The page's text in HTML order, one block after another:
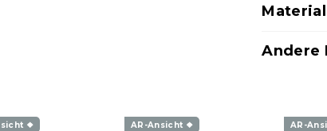
Andere
❖ AR-Ansicht ❖
AR-